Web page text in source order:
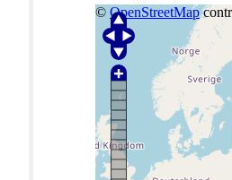
© OpenStreetMap